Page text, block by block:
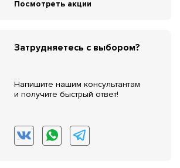
Посмотреть акции
Затрудняетесь с выбором?
Напишите нашим консультантам
и получите быстрый ответ!